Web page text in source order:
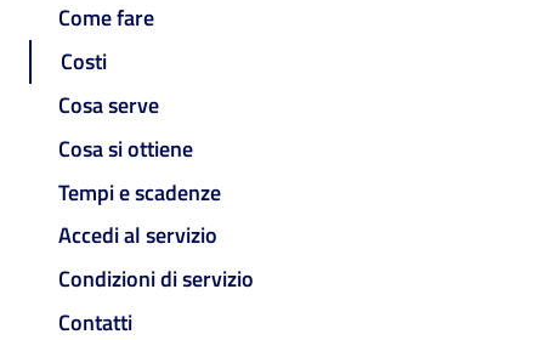
Come fare
Costi
Cosa serve
Cosa si ottiene
Tempi e scadenze
Accedi al servizio
Condizioni di servizio
Contatti